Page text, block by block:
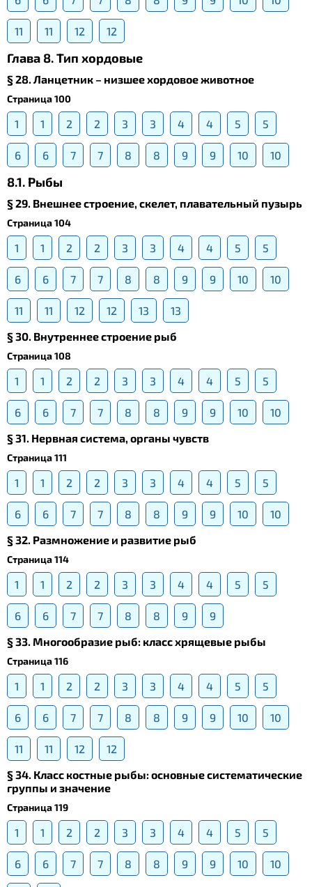
11 11 12 12
Глава 8. Тип хордовые
§ 28. Ланцетник – низшее хордовое животное
Страница 100
1 1 2 2 3 3 4 4 5 5
6 6 7 7 8 8 9 9 10 10
8.1. Рыбы
§ 29. Внешнее строение, скелет, плавательный пузырь
Страница 104
1 1 2 2 3 3 4 4 5 5
6 6 7 7 8 8 9 9 10 10
11 11 12 12 13
13
§ 30. Внутреннее строение рыб
Страница 108
1 1 2 2 3 3 4 4 5 5
6 6 7 7 8 8 9 9 10
10
§ 31. Нервная система, органы чувств
Страница 111
1 1 2 2 3 3 4 4 5 5
6 6 7 7 8 8 9 9 10
10
§ 32. Размножение и развитие рыб
Страница 114
1 1 2 2 3 3 4 4 5 5
6 6 7 7 8 8 9
9
§ 33. Многообразие рыб: класс хрящевые рыбы
Страница 116
1 1 2 2 3 3 4 4 5 5
6 6 7 7 8 8 9 9 10 10
11 11 12
12
§ 34. Класс костные рыбы: основные систематические
группы и значение
Страница 119
1 1 2 2 3 3 4 4 5 5
6 6 7 7 8 8 9 9 10 10